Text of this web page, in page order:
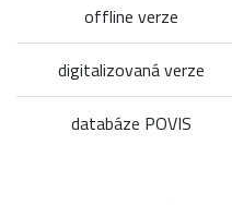
offline verze
digitalizovaná verze
databáze POVIS